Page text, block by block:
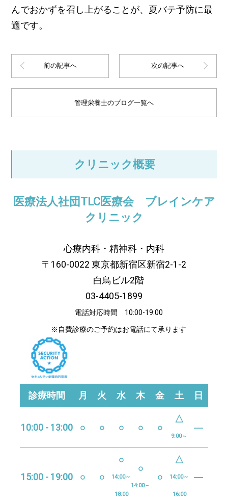
んでおかずを召し上がることが、夏バテ予防に最
適です。
前の記事へ 次の記事へ
管理栄養士のブログ一覧へ
クリニック概要
医療法人社団TLC医療会 ブレインケア
クリニック
心療内科・精神科・内科
〒160-0022 東京都新宿区新宿2-1-2
白鳥ビル2階
03-4405-1899
電話対応時間 10:00-19:00
※自費診療のご予約はお電話にて承ります
診療時間 月 火 水 木 金 土 日
10:00 - 13:00 ○ ○ ○ ○ ○
△
9:00～
―
15:00 - 19:00 ○ ○
○
14:00～
18:00
○
14:00～
○
△
14:00～
16:00
―